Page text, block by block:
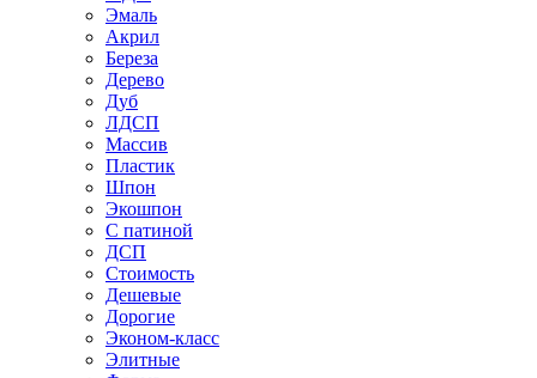
Эмаль
Акрил
Береза
Дерево
Дуб
ЛДСП
Массив
Пластик
Шпон
Экошпон
С патиной
ДСП
Стоимость
Дешевые
Дорогие
Эконом-класс
Элитные